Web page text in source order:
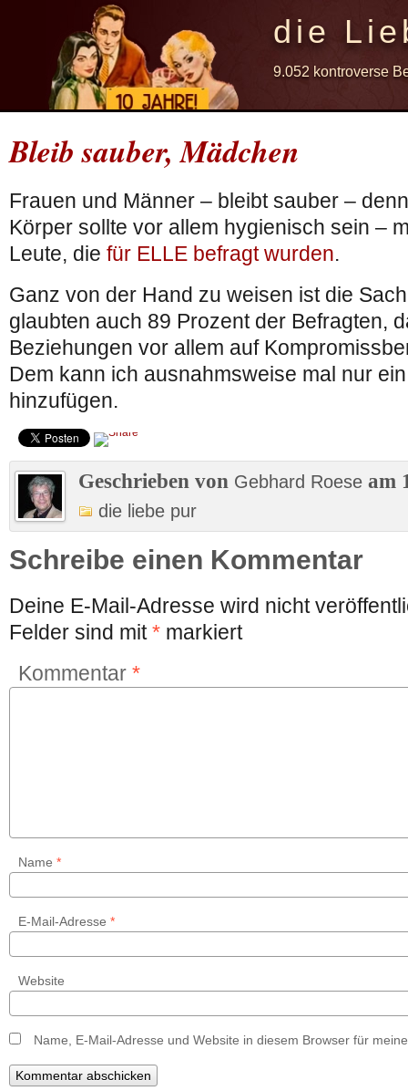
die
9.052 kontroverse
Bleib sauber, Mädchen
Frauen und Männer – bleibt sauber –
Körper sollte vor allem hygienisch sein –
Leute, die für ELLE befragt wurden.
Ganz von der Hand zu weisen ist die
glaubten auch 89 Prozent der Befragten,
Beziehungen vor allem auf
Dem kann ich ausnahmsweise mal nur
hinzufügen.
Geschrieben von Gebhard Roese am
die liebe pur
Schreibe einen Kommentar
Deine E-Mail-Adresse wird nicht
Felder sind mit* markiert
Kommentar *
Name *
E-Mail-Adresse *
Website
Name, E-Mail-Adresse und Website in diesem Browser für